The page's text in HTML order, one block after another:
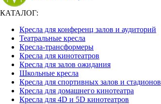
КАТАЛОГ:
Кресла для конференц залов и аудиторий
Театральные кресла
Кресла-трансформеры
Кресла для кинотеатров
Кресла для залов ожидания
Школьные кресла
Кресла для спортивных залов и стадионов
Кресла для домашнего кинотеатра
Кресла для 4D и 5D кинотеатров